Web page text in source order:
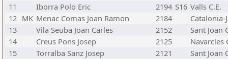
11
Iborra Polo Eric 2194 S16 Valls C.E.
12 MK Menac Comas Joan Ramon 2184
Catalonia-
13
Vila Seuba Joan Carles 2152
Sant Joan
14
Creus Pons Josep 2125
Navarcles
15
Torralba Sanz Josep 2121
Sant Joan